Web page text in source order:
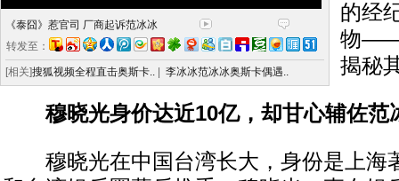
《泰囧》惹官司 厂商起诉范冰冰
转发至：
[相关]搜狐视频全程直击奥斯卡.. 李冰冰范冰冰奥斯卡偶遇..
的经
物——
揭秘
穆晓光身价达近10亿，却甘心辅佐范
穆晓光在中国台湾长大，身份是上海